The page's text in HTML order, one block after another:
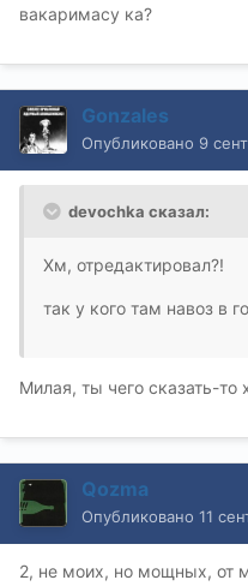
вакаримасу ка?
Gonzales
Опубликовано 9
devochka сказал:
Хм, отредактировал?!
так у кого там навоз в
Милая, ты чего сказать-то
Qozma
Опубликовано 11
2, не моих, но мощных, от